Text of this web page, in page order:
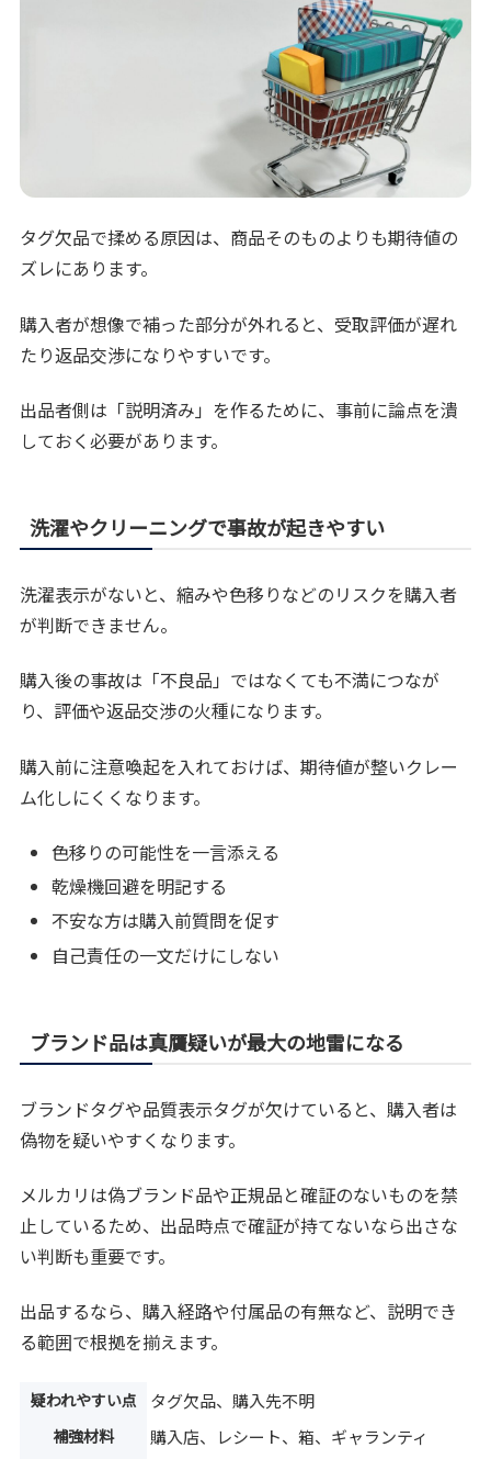
タグ欠品で揉める原因は、商品そのものよりも期待値の
ズレにあります。
購入者が想像で補った部分が外れると、受取評価が遅れ
たり返品交渉になりやすいです。
出品者側は「説明済み」を作るために、事前に論点を潰
しておく必要があります。
洗濯やクリーニングで事故が起きやすい
洗濯表示がないと、縮みや色移りなどのリスクを購入者
が判断できません。
購入後の事故は「不良品」ではなくても不満につなが
り、評価や返品交渉の火種になります。
購入前に注意喚起を入れておけば、期待値が整いクレー
ム化しにくくなります。
色移りの可能性を一言添える
乾燥機回避を明記する
不安な方は購入前質問を促す
自己責任の一文だけにしない
ブランド品は真贋疑いが最大の地雷になる
ブランドタグや品質表示タグが欠けていると、購入者は
偽物を疑いやすくなります。
メルカリは偽ブランド品や正規品と確証のないものを禁
止しているため、出品時点で確証が持てないなら出さな
い判断も重要です。
出品するなら、購入経路や付属品の有無など、説明でき
る範囲で根拠を揃えます。
疑われやすい点 タグ欠品、購入先不明
補強材料 購入店、レシート、箱、ギャランティ